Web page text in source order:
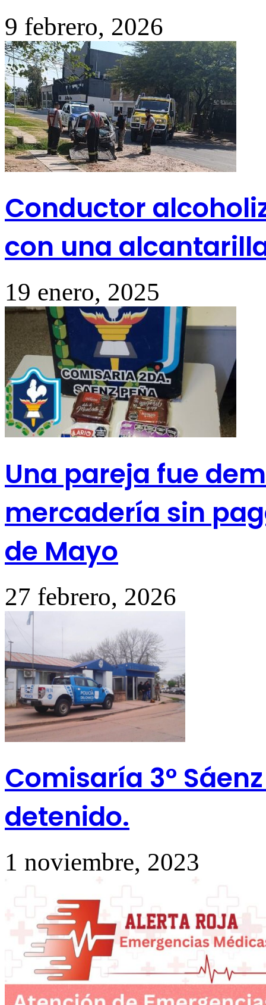
9 febrero, 2026
Conductor
con una
19 enero, 2025
Una pareja fue
mercadería sin
de Mayo
27 febrero, 2026
Comisaría 3°
detenido.
1 noviembre, 2023